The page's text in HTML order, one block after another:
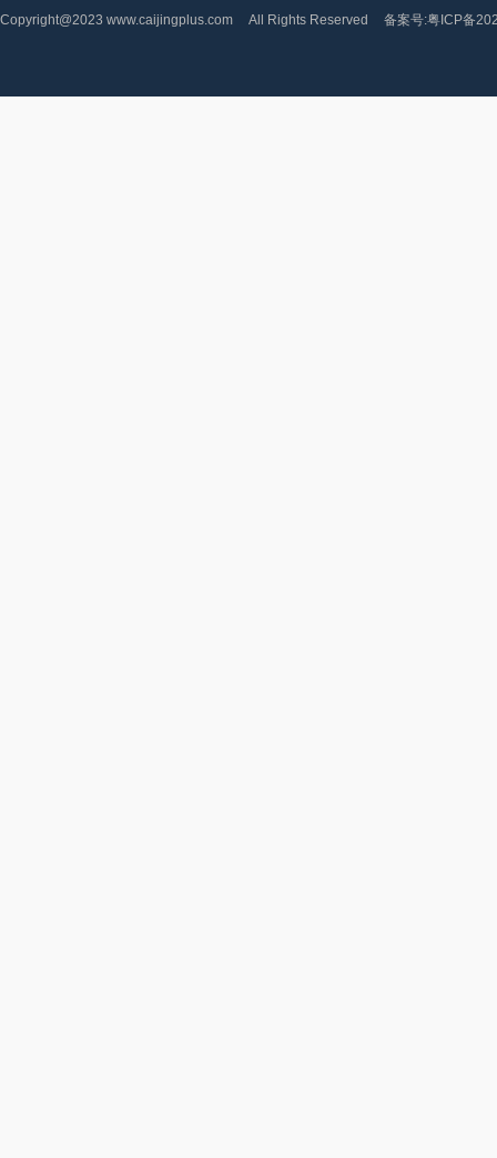
Copyright@2023 www.caijingplus.com All Rights Reserved 备案号:粤ICP备